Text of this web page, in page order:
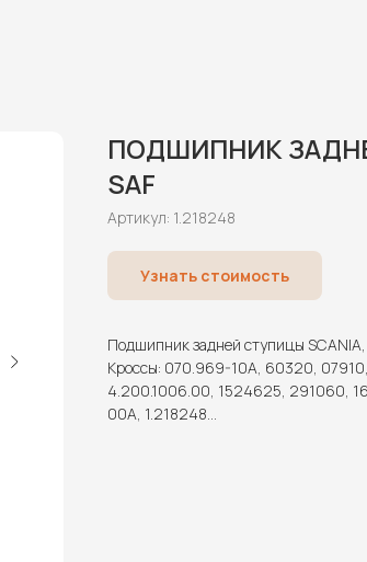
ПОДШИПНИК
SAF
Артикул: 1.218248
Узнать стоимость
Подшипник задней ступицы SCANIA,
Кроссы: 070.969-10A, 60320,
4.200.1006.00, 1524625, 291060,
00A, 1.218248…